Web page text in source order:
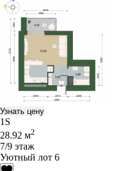
Узнать цену
1S
28.92 м2
7/9 этаж
Уютный лот 6